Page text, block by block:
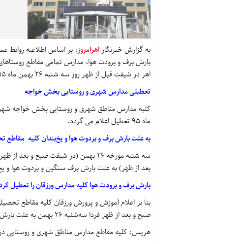
به گزارش خبرنگار اهرامروز، بر اساس اطلاعیه روابط
بارش برف و برودت هوا، مدارس تمامی مقاطع
اهر در شیفت قبل از ظهر روز سه شنبه 26 بهمن ماه 95 تعطیل اعلام شد.
تعطیلی مدارس شهری و روستایی بخش خواجه
ماه 95 تعطیل اعلام می گردد.
به علتبارش برف وبردوتهوا و یخ‌بندانکلیه مقاطع
سه شنبه مورخه 26 بهمن (در شیفت صبح و بعداز ظهر
بعداز ظهر)به علتبارش برف سنگین و بردوتهوا و
بارش برف و برودت هوا کلیه مدارس ورزقان را تعطیل
بنا بر اعلام آموزش و پرورش ورزقان کلیه مقاطع
صبح و بعد از ظهر فردا سه‌شنبه ۲۶ بهمن به علت بارش برف، برودت هوا و یخبندان تعطیل است.
هریس: کلیه مقاطع مدارس مناطق شهری و روستایی